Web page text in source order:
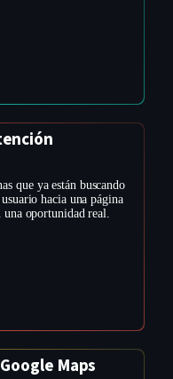
que ya están buscando
hacia una página
una oportunidad real.
Maps